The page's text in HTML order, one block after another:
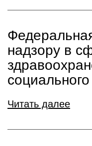
надзору в
Читать далее